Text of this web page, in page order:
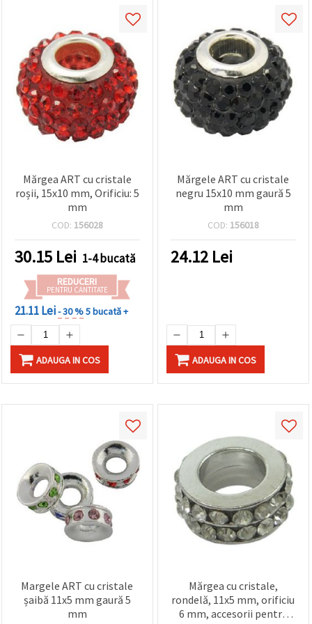
Mărgea ART cu cristale
roșii, 15x10 mm, Orificiu: 5
mm
COD: 156028
30.15 Lei 1-4 bucată
REDUCERI
PENTRU CANTITATE
21.11 Lei- 30 %5 bucată +
ADAUGA IN COS
Mărgele ART cu cristale
negru 15x10 mm gaură 5
mm
COD: 156018
24.12 Lei
ADAUGA IN COS
Margele ART cu cristale
șaibă 11x5 mm gaură 5
mm
Mărgea cu cristale,
rondelă, 11x5 mm, orificiu
6 mm, accesorii pentru